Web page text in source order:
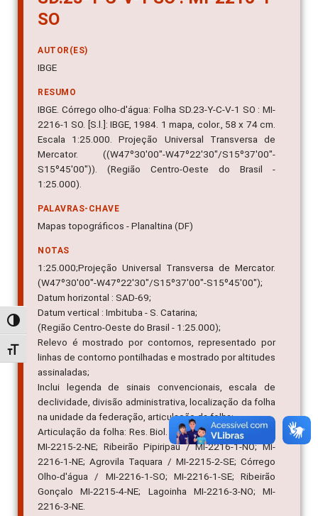
Alternar alto contraste
Alternar tamanho da fonte
SO
AUTOR(ES)
IBGE
RESUMO
IBGE. Córrego olho-d'água: Folha SD.23-Y-C-V-1 SO : MI-
2216-1 SO. [S.l.]: IBGE, 1984. 1 mapa, color., 58 x 74 cm.
Escala 1:25.000. Projeção Universal Transversa de
Mercator. ((W47º30'00"-W47º22'30"/S15º37'00"-
S15º45'00")). (Região Centro-Oeste do Brasil -
1:25.000).
PALAVRAS-CHAVE
Mapas topográficos - Planaltina (DF)
NOTAS
1:25.000;Projeção Universal Transversa de Mercator.
(W47º30'00"-W47º22'30"/S15º37'00"-S15º45'00");
Datum horizontal : SAD-69;
Datum vertical : Imbituba - S. Catarina;
(Região Centro-Oeste do Brasil - 1:25.000);
Relevo é mostrado por contornos, representado por
linhas de contorno pontilhadas e mostrado por altitudes
assinaladas;
Inclui legenda de sinais convencionais, escala de
declividade, divisão administrativa, localização da folha
na unidade da federação, articulação da folha;
Articulação da folha: Res. Biol. das Águas-Emendadas /
MI-2215-2-NE; Ribeirão Pipiripau / MI-2216-1-NO; MI-
2216-1-NE; Agrovila Taquara / MI-2215-2-SE; Córrego
Olho-d'água / MI-2216-1-SO; MI-2216-1-SE; Ribeirão
Gonçalo MI-2215-4-NE; Lagoinha MI-2216-3-NO; MI-
2216-3-NE.